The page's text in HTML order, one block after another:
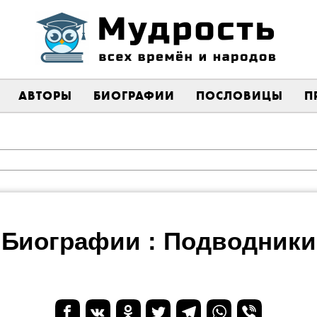
АВТОРЫ БИОГРАФИИ ПОСЛОВИЦЫ
Биографии : Подводники